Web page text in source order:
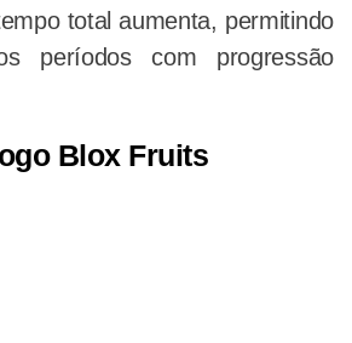
total aumenta, permitindo
períodos com progressão
Blox Fruits